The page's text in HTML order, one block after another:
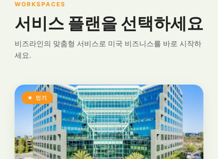
WORKSPACES
서비스 플랜을 선택하세요
비즈라인의 맞춤형 서비스로 미국 비즈니스를 바로 시작하
세요.
★ 인기